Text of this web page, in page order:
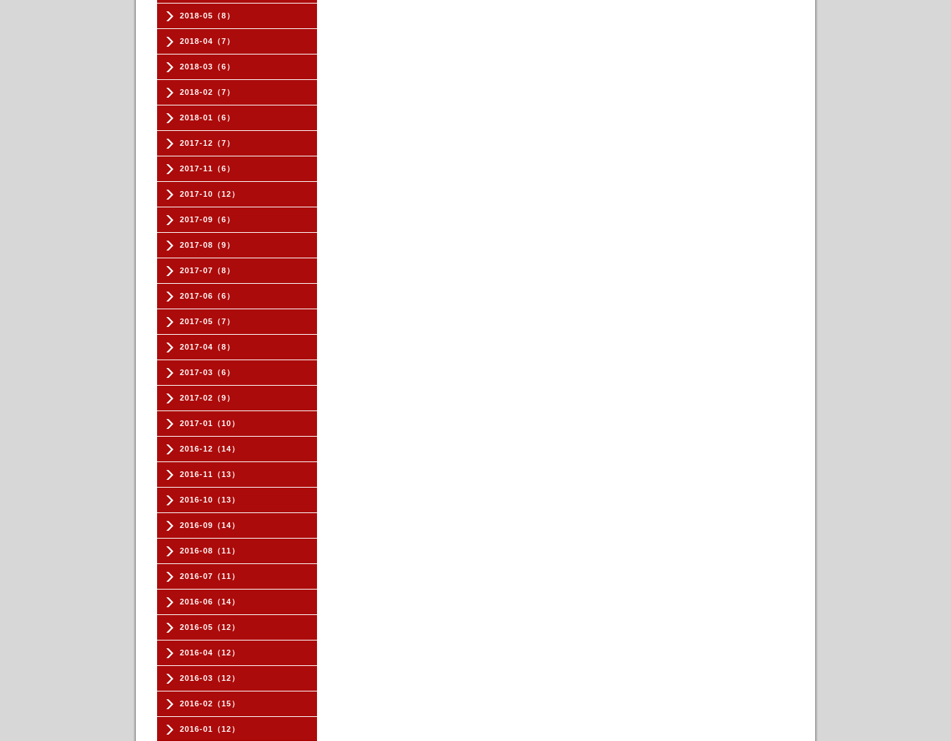
2018-05（8）
2018-04（7）
2018-03（6）
2018-02（7）
2018-01（6）
2017-12（7）
2017-11（6）
2017-10（12）
2017-09（6）
2017-08（9）
2017-07（8）
2017-06（6）
2017-05（7）
2017-04（8）
2017-03（6）
2017-02（9）
2017-01（10）
2016-12（14）
2016-11（13）
2016-10（13）
2016-09（14）
2016-08（11）
2016-07（11）
2016-06（14）
2016-05（12）
2016-04（12）
2016-03（12）
2016-02（15）
2016-01（12）